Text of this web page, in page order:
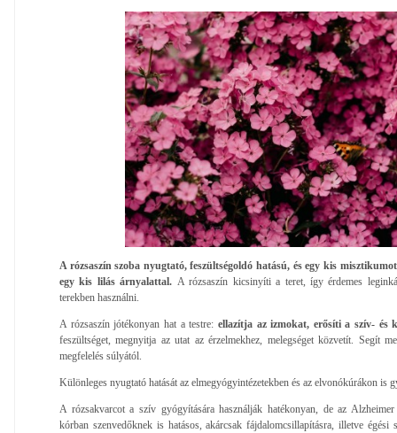
A rózsaszín szoba nyugtató, feszültségoldó hatású, és egy kis
egy kis lilás árnyalattal. A rózsaszín kicsinyíti a teret, így érdemes
terekben használni.
A rózsaszín jótékonyan hat a testre: ellazítja az izmokat, erősíti a szív- és
feszültséget, megnyitja az utat az érzelmekhez, melegséget közvetít. Segít
megfelelés súlyától.
Különleges nyugtató hatását az elmegyógyintézetekben és az elvonókúrákon is
A rózsakvarcot a szív gyógyítására használják hatékonyan, de az
kórban szenvedőknek is hatásos, akárcsak fájdalomcsillapításra, illetve égési